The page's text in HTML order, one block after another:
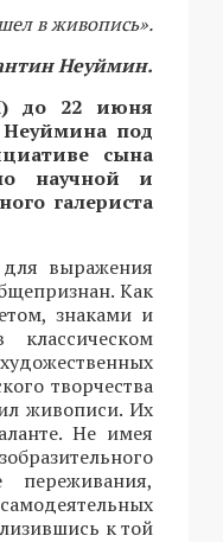
в живопись».
Неуймин.
до 22 июня
Неуймина под
сына
научной и
галериста
выражения
Как
знаками и
творчества
живописи. Их
Не имея
к той